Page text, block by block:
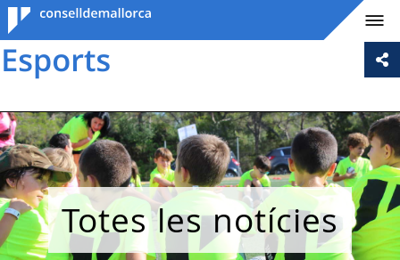
Consell de
Mallorca
Totes les notícies